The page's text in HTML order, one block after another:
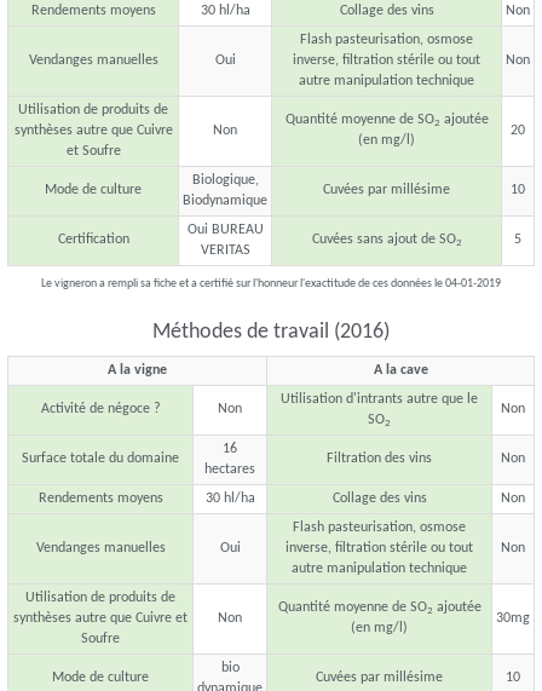
Rendements moyens
30 hl/ha Collage des vins Non
Vendanges manuelles Oui
Flash pasteurisation, osmose
inverse, filtration stérile ou tout
autre manipulation technique
Non
Utilisation de produits de
synthèses autre que Cuivre
et Soufre
Non
Quantité moyenne de SO2 ajoutée
(en mg/l)
20
Mode de culture
Biologique,
Biodynamique
Cuvées par millésime 10
Certification
Oui BUREAU
VERITAS
Cuvées sans ajout de SO2 5
Le vigneron a rempli sa fiche et a certifié sur l'honneur l'exactitude de ces données le 04-01-2019
Méthodes de travail (2016)
A la vigne A la cave
Activité de négoce ? Non
Utilisation d'intrants autre que le
SO2
Non
Surface totale du domaine
16
hectares
Filtration des vins Non
Rendements moyens 30 hl/ha Collage des vins Non
Vendanges manuelles Oui
Flash pasteurisation, osmose
inverse, filtration stérile ou tout
autre manipulation technique
Non
Utilisation de produits de
synthèses autre que Cuivre et
Soufre
Non
Quantité moyenne de SO2 ajoutée
(en mg/l)
30mg
Mode de culture
bio
Cuvées par millésime 10